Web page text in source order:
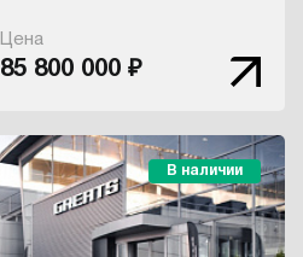
Цена
85 800 000 ₽
В наличии